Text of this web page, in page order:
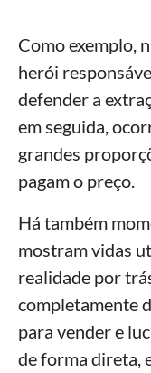
Como exemplo,
herói
defender a
em seguida,
grandes
pagam o preço.
Há também
mostram vidas
realidade por
completamente
para vender e
de forma direta,